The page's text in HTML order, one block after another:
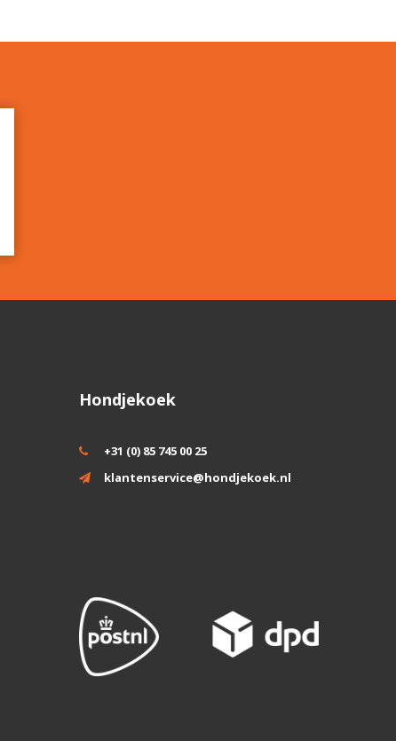
Hondjekoek
+31 (0) 85 745 00 25
klantenservice@hondjekoek.nl